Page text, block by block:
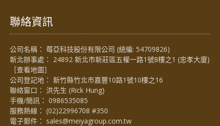
聯絡資訊
公司名稱： 莓亞科技股份有限公司 (統編: 54709826)
新北辦事處： 24892 新北市新莊區五權一路1號8樓之1 (忠孝大廈)
［查看地圖］
公司登記地： 新竹縣竹北市嘉豐10路1號10樓之16
聯絡窗口： 洪先生 (Rick Hung)
手機/簡訊： 0986535085
服務熱線： (02)22996708 #350
電子郵件： sales@meiyagroup.com.tw